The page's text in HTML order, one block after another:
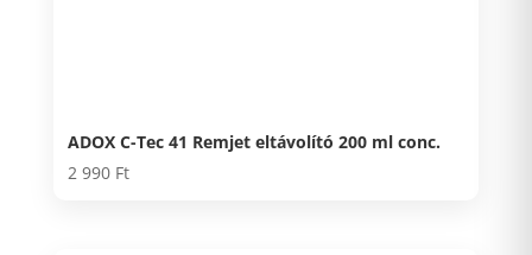
ADOX C-Tec 41 Remjet eltávolító 200 ml conc.
2 990 Ft